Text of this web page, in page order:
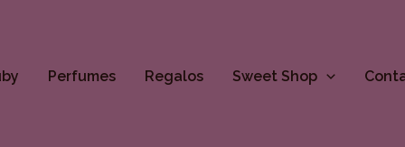
Perfumes Regalos Sweet Shop